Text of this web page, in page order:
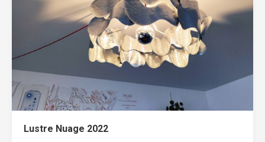
Lustre Nuage 2022